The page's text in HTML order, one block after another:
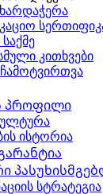
კითხვები
პროფილი
ისტორია
სტრატეგია